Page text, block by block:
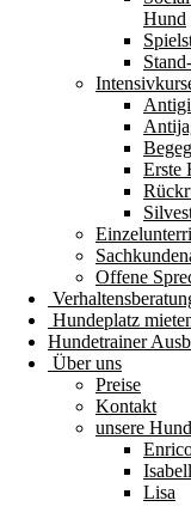
Hund
Erste
Offene
Hundeplatz
Hundetrainer
Über uns
Preise
Kontakt
unsere
Lisa